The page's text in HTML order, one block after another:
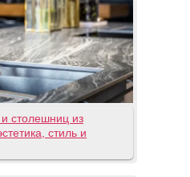
столешниц из
стиль и